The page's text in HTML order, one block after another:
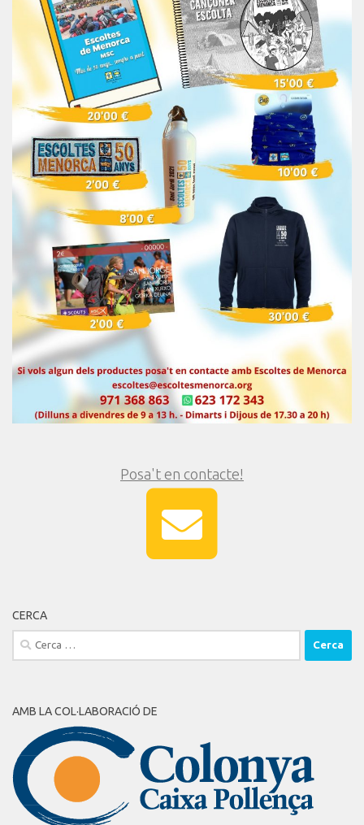
Posa't en contacte!
CERCA
Cerca:
AMB LA COL·LABORACIÓ DE